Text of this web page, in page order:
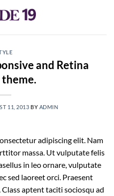
and Retina
11, 2013 BY ADMIN
adipiscing elit. Nam
massa. Ut vulputate felis
in leo ornare, vulputate
sed laoreet orci. Praesent
aptent taciti sociosqu ad